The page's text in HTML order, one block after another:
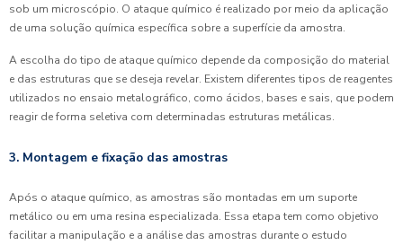
sob um microscópio. O ataque químico é realizado por meio da aplicação
de uma solução química específica sobre a superfície da amostra.
A escolha do tipo de ataque químico depende da composição do material
e das estruturas que se deseja revelar. Existem diferentes tipos de reagentes
utilizados no ensaio metalográfico, como ácidos, bases e sais, que podem
reagir de forma seletiva com determinadas estruturas metálicas.
3. Montagem e fixação das amostras
Após o ataque químico, as amostras são montadas em um suporte
metálico ou em uma resina especializada. Essa etapa tem como objetivo
facilitar a manipulação e a análise das amostras durante o estudo